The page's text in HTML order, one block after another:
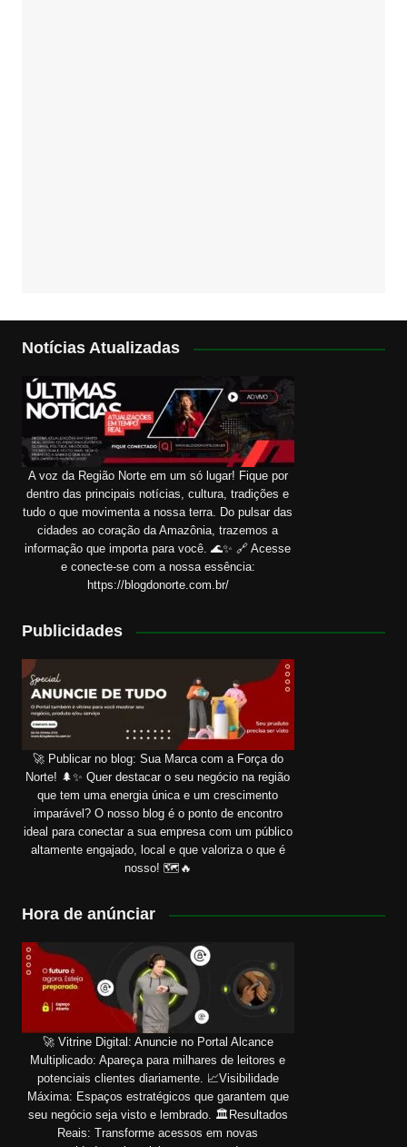
Notícias Atualizadas
A voz da Região Norte em um só lugar! Fique por
dentro das principais notícias, cultura, tradições e
tudo o que movimenta a nossa terra. Do pulsar das
cidades ao coração da Amazônia, trazemos a
informação que importa para você. 🌊✨ 🔗 Acesse
e conecte-se com a nossa essência:
https://blogdonorte.com.br/
Publicidades
🚀 Publicar no blog: Sua Marca com a Força do
Norte! 🌲✨ Quer destacar o seu negócio na região
que tem uma energia única e um crescimento
imparável? O nosso blog é o ponto de encontro
ideal para conectar a sua empresa com um público
altamente engajado, local e que valoriza o que é
nosso! 🗺️🔥
Hora de anúnciar
🚀 Vitrine Digital: Anuncie no Portal Alcance
Multiplicado: Apareça para milhares de leitores e
potenciais clientes diariamente. 📈Visibilidade
Máxima: Espaços estratégicos que garantem que
seu negócio seja visto e lembrado. 🏛️Resultados
Reais: Transforme acessos em novas